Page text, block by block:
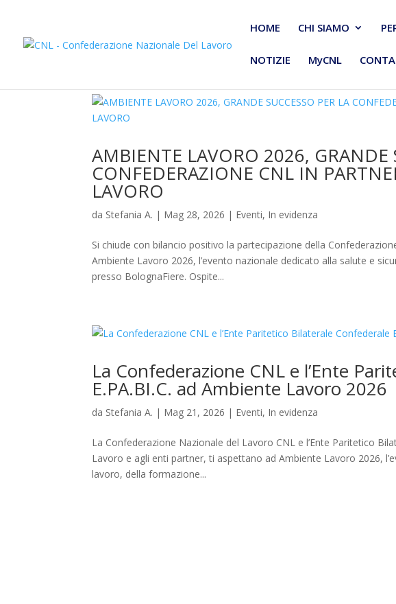
HOME CHI SIAMO
NOTIZIE MyCNL
AMBIENTE LAVORO 2026, GRANDE
CONFEDERAZIONE CNL IN
LAVORO
da Stefania A. | Mag 28, 2026 | Eventi, In evidenza
Si chiude con bilancio positivo la partecipazione della
Ambiente Lavoro 2026, l’evento nazionale dedicato alla salute e
presso BolognaFiere. Ospite...
La Confederazione CNL e l’Ente
E.PA.BI.C. ad Ambiente Lavoro 2026
da Stefania A. | Mag 21, 2026 | Eventi, In evidenza
La Confederazione Nazionale del Lavoro CNL e l’Ente Paritetico
Lavoro e agli enti partner, ti aspettano ad Ambiente Lavoro 2026,
lavoro, della formazione...